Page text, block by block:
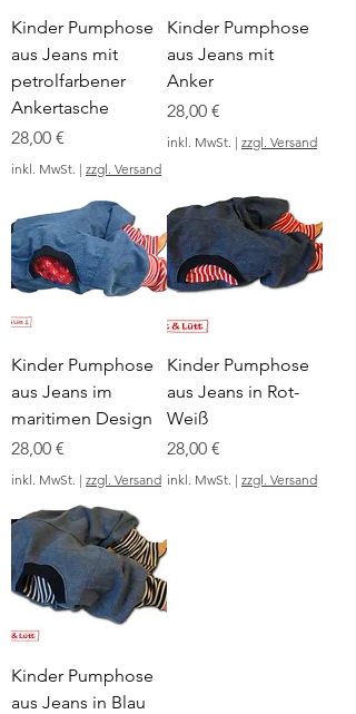
Kinder Pumphose
aus Jeans mit
petrolfarbener
Ankertasche
Preis
28,00 €
inkl. MwSt. | zzgl. Versand
Kinder Pumphose
aus Jeans mit
Anker
Preis
28,00 €
inkl. MwSt. | zzgl. Versand
Kinder Pumphose
aus Jeans im
maritimen Design
Preis
28,00 €
inkl. MwSt. | zzgl. Versand
Kinder Pumphose
aus Jeans in Rot-
Weiß
Preis
28,00 €
inkl. MwSt. | zzgl. Versand
Kinder Pumphose
aus Jeans in Blau